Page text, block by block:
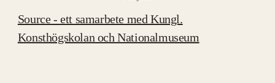
Source - ett samarbete med Kungl.
Konsthögskolan och Nationalmuseum